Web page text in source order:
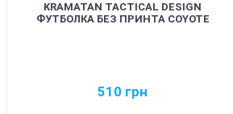
KRAMATAN TACTICAL DESIGN
ФУТБОЛКА БЕЗ ПРИНТА COYOTE
510 грн